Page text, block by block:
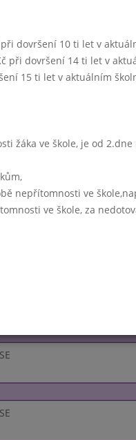
dovršení 10 ti let v
při dovršení 14 ti let v
15 ti let v aktuálním
žáka ve škole, je od
nepřítomnosti ve
ve škole, za